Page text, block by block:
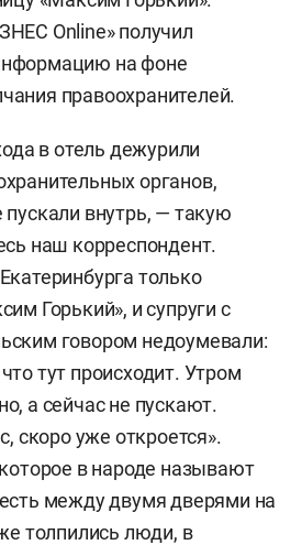
Online» получил
на фоне
правоохранителей.
в отель дежурили
органов,
пускали внутрь, — такую
наш корреспондент.
только
Горький», и супруги с
говором недоумевали:
тут происходит. Утром
а сейчас не пускают.
скоро уже откроется».
в народе называют
между двумя дверями на
толпились люди, в